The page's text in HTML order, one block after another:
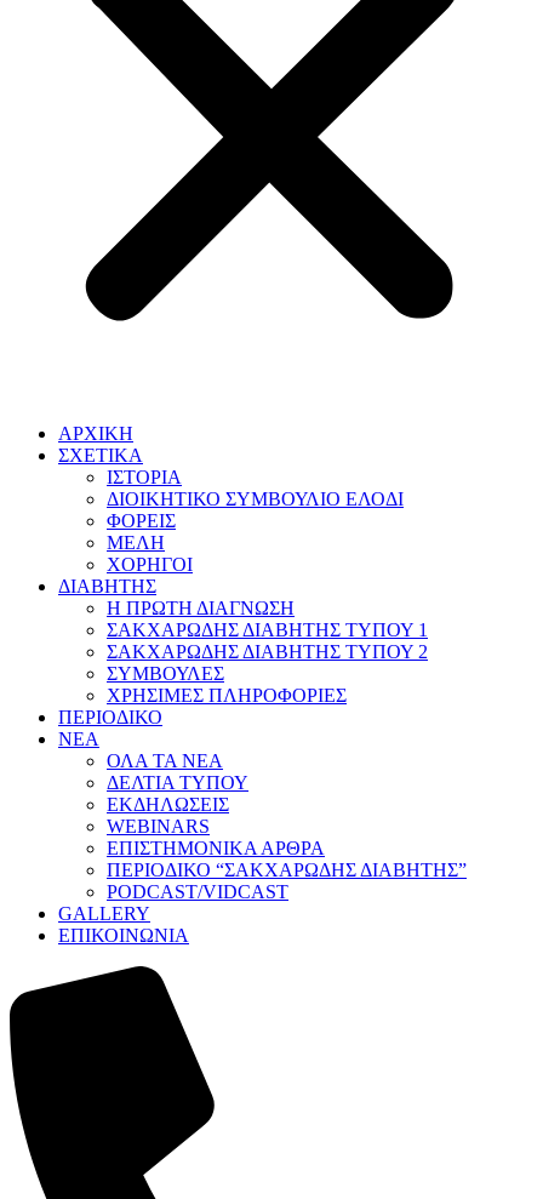
ΑΡΧΙΚΗ
ΣΧΕΤΙΚΑ
ΙΣΤΟΡΙΑ
ΔΙΟΙΚΗΤΙΚΟ ΣΥΜΒΟΥΛΙΟ ΕΛΟΔΙ
ΦΟΡΕΙΣ
ΜΕΛΗ
ΧΟΡΗΓΟΙ
ΔΙΑΒΗΤΗΣ
Η ΠΡΩΤΗ ΔΙΑΓΝΩΣΗ
ΣΑΚΧΑΡΩΔΗΣ ΔΙΑΒΗΤΗΣ ΤΥΠΟΥ 1
ΣΑΚΧΑΡΩΔΗΣ ΔΙΑΒΗΤΗΣ ΤΥΠΟΥ 2
ΣΥΜΒΟΥΛΕΣ
ΧΡΗΣΙΜΕΣ ΠΛΗΡΟΦΟΡΙΕΣ
ΠΕΡΙΟΔΙΚΟ
ΝΕΑ
ΟΛΑ ΤΑ ΝΕΑ
ΔΕΛΤΙΑ ΤΥΠΟΥ
ΕΚΔΗΛΩΣΕΙΣ
WEBINARS
ΕΠΙΣΤΗΜΟΝΙΚΑ ΑΡΘΡΑ
ΠΕΡΙΟΔΙΚΟ “ΣΑΚΧΑΡΩΔΗΣ ΔΙΑΒΗΤΗΣ”
PODCAST/VIDCAST
GALLERY
ΕΠΙΚΟΙΝΩΝΙΑ